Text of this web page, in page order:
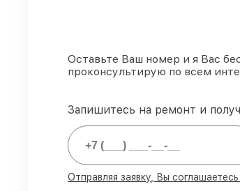
заказов
90%запчастей FLIR
Подлинные запчасти
починок
Оставьте Ваш номер и я Вас
проконсультирую по всем
Запишитесь на ремонт и
Отправляя заявку, Вы